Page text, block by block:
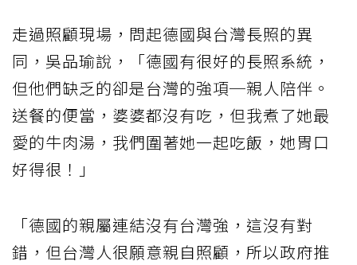
走過照顧現場，問起德國與台灣長照的異
同，吳品瑜說，「德國有很好的長照系統，
但他們缺乏的卻是台灣的強項─親人陪伴。
送餐的便當，婆婆都沒有吃，但我煮了她最
愛的牛肉湯，我們圍著她一起吃飯，她胃口
好得很！」
「德國的親屬連結沒有台灣強，這沒有對
錯，但台灣人很願意親自照顧，所以政府推